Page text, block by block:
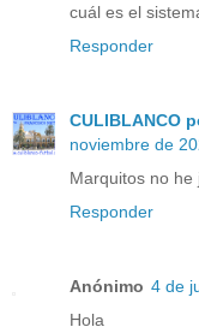
cuál es el
Responder
CULIBLANCO
noviembre de
Marquitos no he
Responder
Anónimo 4 de
Hola